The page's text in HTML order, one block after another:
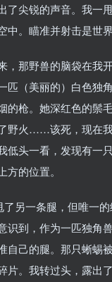
了尖锐的声音。我一
中。瞄准并射击是
，那野兽的脑袋在我
匹（美丽的）白色独
的枪。她深红色的鬃
野火……该死，现在
低头一看，发现有一
的位置。
了另一条腿，但唯一
识到，作为一匹独角
自己的腿。那只蜥蜴
片。我转过头，露出